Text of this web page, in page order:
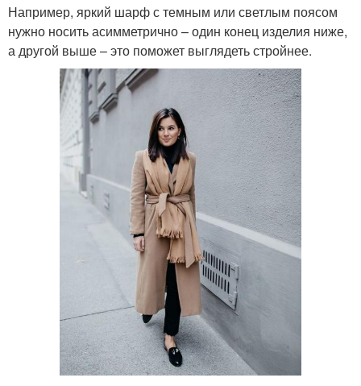
Например, яркий шарф с темным или светлым поясом
нужно носить асимметрично – один конец изделия ниже,
а другой выше – это поможет выглядеть стройнее.